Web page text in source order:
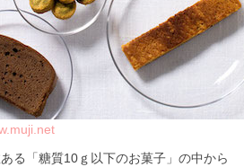
る「糖質10ｇ以下のお菓子」の中から